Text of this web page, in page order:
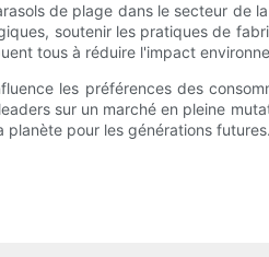
de plage dans le secteur
soutenir les pratiques de
tous à réduire l'impact
les préférences des
sur un marché en pleine
pour les générations futures.